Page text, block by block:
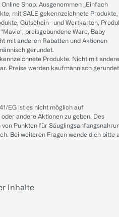
Shop. Ausgenommen „Einfach
mit SALE gekennzeichnete Produkte,
Gutschein- und Wertkarten,
preisgebundene Ware, Baby
mit anderen Rabatten und Aktionen
gerundet.
Produkte. Nicht mit
Preise werden kaufmännisch
EG ist es nicht möglich auf
andere Aktionen zu geben. Des
Punkten für
Bei weiteren Fragen wende dich bitte
Inhalte